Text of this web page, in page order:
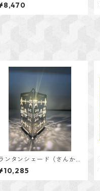
ンタンシェード（さんか
）